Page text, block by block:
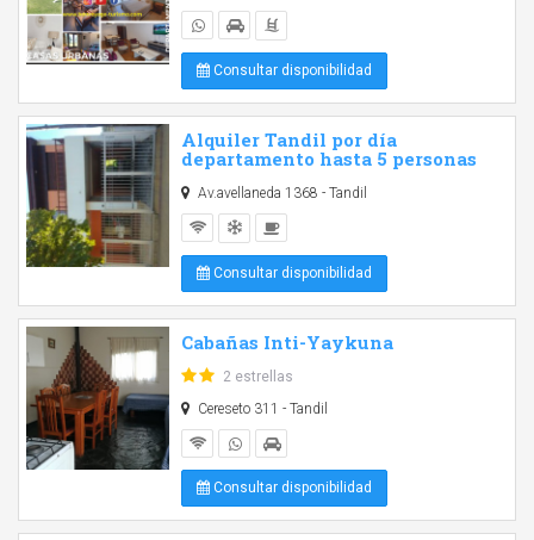
Consultar disponibilidad
Alquiler Tandil por día
departamento hasta 5 personas
Av.avellaneda 1368 - Tandil
Consultar disponibilidad
Cabañas Inti-Yaykuna
2 estrellas
Cereseto 311 - Tandil
Consultar disponibilidad